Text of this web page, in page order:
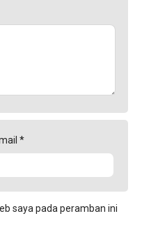
*
saya pada peramban ini